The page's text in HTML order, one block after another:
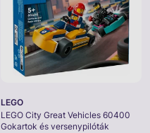
LEGO
LEGO City Great Vehicles 60400
Gokartok és versenypilóták